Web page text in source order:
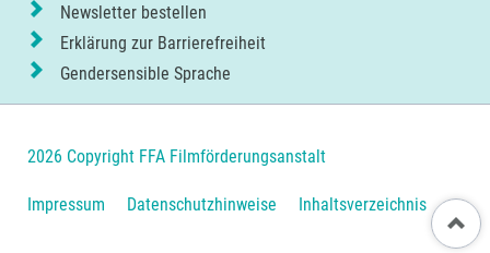
Newsletter bestellen
Erklärung zur Barrierefreiheit
Gendersensible Sprache
2026 Copyright FFA Filmförderungsanstalt
Navigation
Impressum Datenschutzhinweise Inhaltsverzeichnis Nach